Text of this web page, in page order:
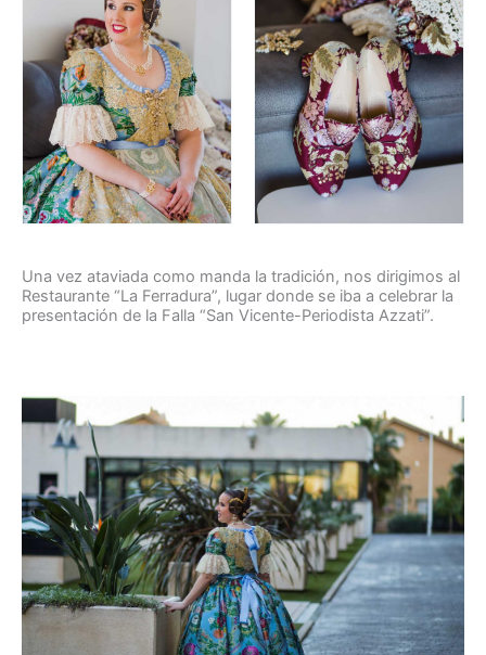
Una vez ataviada como manda la tradición, nos dirigimos al
Restaurante “La Ferradura”, lugar donde se iba a celebrar la
presentación de la Falla “San Vicente-Periodista Azzati”.